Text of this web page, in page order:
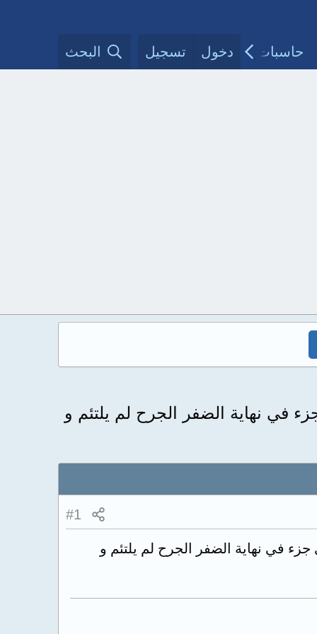
حاسبات طبية مقالات الأطباءدخول تسجيل البحث
في نهاية الضفر الجرح لم يلتئم و
#1
في نهاية الضفر الجرح لم يلتئم و